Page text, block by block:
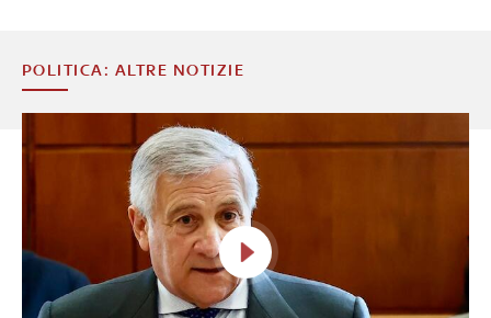
POLITICA: ALTRE NOTIZIE